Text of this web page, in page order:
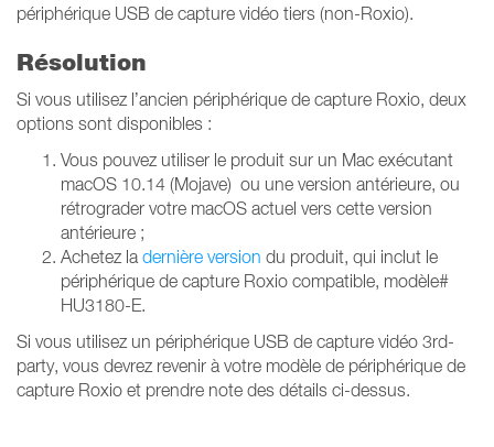
périphérique USB de capture vidéo tiers (non-Roxio).
Résolution
Si vous utilisez l’ancien périphérique de capture Roxio, deux
options sont disponibles :
Vous pouvez utiliser le produit sur un Mac exécutant
macOS 10.14 (Mojave) ou une version antérieure, ou
rétrograder votre macOS actuel vers cette version
antérieure ;
Achetez la dernière version du produit, qui inclut le
périphérique de capture Roxio compatible, modèle#
HU3180-E.
Si vous utilisez un périphérique USB de capture vidéo 3rd-
party, vous devrez revenir à votre modèle de périphérique de
capture Roxio et prendre note des détails ci-dessus.